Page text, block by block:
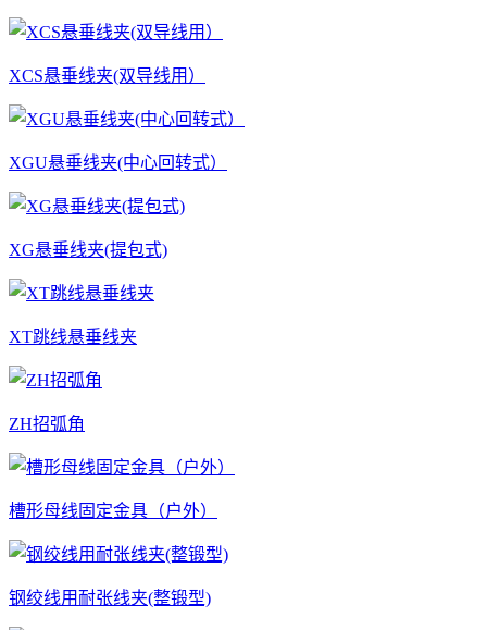
XCS悬垂线夹(双导线用）
XGU悬垂线夹(中心回转式）
XG悬垂线夹(提包式)
XT跳线悬垂线夹
ZH招弧角
槽形母线固定金具（户外）
钢绞线用耐张线夹(整锻型)